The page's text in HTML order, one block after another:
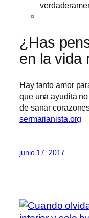
¿Has
en la vida
Hay tanto amor
que una ayudita
de sanar
sermarianista.org
junio 17, 2017